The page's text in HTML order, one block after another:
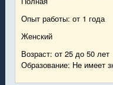
Опыт работы: от 1 года
Женский
Возраст: от 25 до 50 лет
Образование: Не имеет